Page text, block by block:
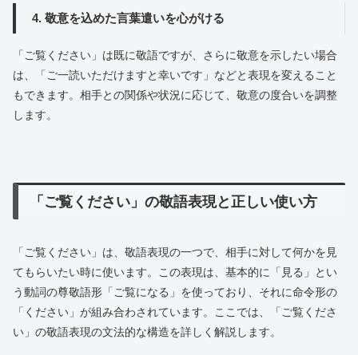
4. 敬意を込めた言葉遣いを心がける
「ご覧ください」は既に敬語ですが、さらに敬意を示したい場合
は、「ご一読いただけますと幸いです」などと表現を変えること
もできます。相手との関係や状況に応じて、敬意の度合いを調整
します。
「ご覧ください」の敬語表現と正しい使い方
「ご覧ください」は、敬語表現の一つで、相手に対して何かを見
てもらいたい時に使います。この表現は、基本的に「見る」とい
う動詞の尊敬語形「ご覧になる」を使っており、それに命令形の
「ください」が組み合わされています。ここでは、「ご覧くださ
い」の敬語表現の文法的な構造を詳しく解説します。